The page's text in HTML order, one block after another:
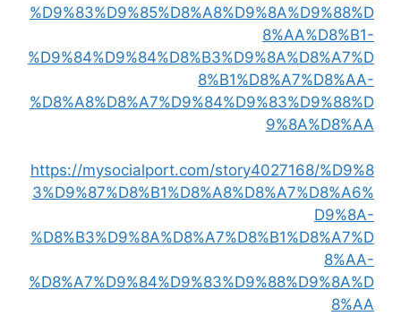
%D9%83%D9%85%D8%A8%D9%8A%D9%88%D
8%AA%D8%B1-
%D9%84%D9%84%D8%B3%D9%8A%D8%A7%D
8%B1%D8%A7%D8%AA-
%D8%A8%D8%A7%D9%84%D9%83%D9%88%D
9%8A%D8%AA
https://mysocialport.com/story4027168/%D9%8
3%D9%87%D8%B1%D8%A8%D8%A7%D8%A6%
D9%8A-
%D8%B3%D9%8A%D8%A7%D8%B1%D8%A7%D
8%AA-
%D8%A7%D9%84%D9%83%D9%88%D9%8A%D
8%AA